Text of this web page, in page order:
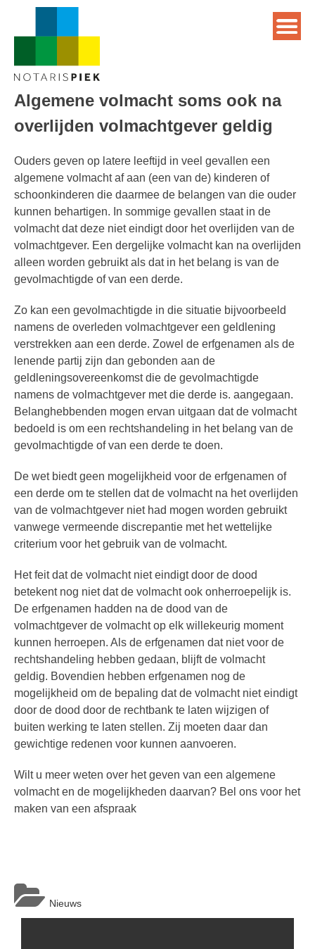
Algemene volmacht soms ook na
overlijden volmachtgever geldig
Ouders geven op latere leeftijd in veel gevallen een
algemene volmacht af aan (een van de) kinderen of
schoonkinderen die daarmee de belangen van die ouder
kunnen behartigen. In sommige gevallen staat in de
volmacht dat deze niet eindigt door het overlijden van de
volmachtgever. Een dergelijke volmacht kan na overlijden
alleen worden gebruikt als dat in het belang is van de
gevolmachtigde of van een derde.
Zo kan een gevolmachtigde in die situatie bijvoorbeeld
namens de overleden volmachtgever een geldlening
verstrekken aan een derde. Zowel de erfgenamen als de
lenende partij zijn dan gebonden aan de
geldleningsovereenkomst die de gevolmachtigde
namens de volmachtgever met die derde is. aangegaan.
Belanghebbenden mogen ervan uitgaan dat de volmacht
bedoeld is om een rechtshandeling in het belang van de
gevolmachtigde of van een derde te doen.
De wet biedt geen mogelijkheid voor de erfgenamen of
een derde om te stellen dat de volmacht na het overlijden
van de volmachtgever niet had mogen worden gebruikt
vanwege vermeende discrepantie met het wettelijke
criterium voor het gebruik van de volmacht.
Het feit dat de volmacht niet eindigt door de dood
betekent nog niet dat de volmacht ook onherroepelijk is.
De erfgenamen hadden na de dood van de
volmachtgever de volmacht op elk willekeurig moment
kunnen herroepen. Als de erfgenamen dat niet voor de
rechtshandeling hebben gedaan, blijft de volmacht
geldig. Bovendien hebben erfgenamen nog de
mogelijkheid om de bepaling dat de volmacht niet eindigt
door de dood door de rechtbank te laten wijzigen of
buiten werking te laten stellen. Zij moeten daar dan
gewichtige redenen voor kunnen aanvoeren.
Wilt u meer weten over het geven van een algemene
volmacht en de mogelijkheden daarvan? Bel ons voor het
maken van een afspraak
Nieuws
Berichtnavigatie